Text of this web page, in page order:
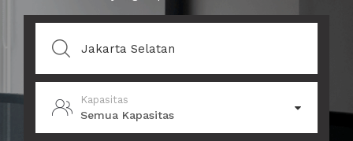
Kapasitas
Semua Kapasitas